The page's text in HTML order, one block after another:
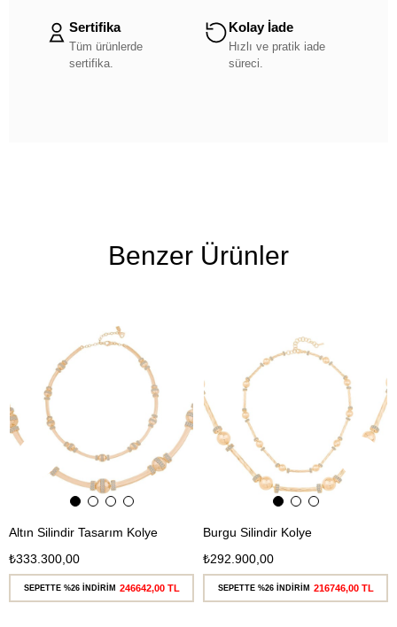
Sertifika
Tüm ürünlerde
sertifika.
Kolay İade
Hızlı ve pratik iade
süreci.
Benzer Ürünler
Altın Silindir Tasarım Kolye
₺333.300,00
Kargo
SEPETTE %26 İNDİRİM 246642,00 TL
Burgu Silindir Kolye
₺292.900,00
SEPETTE %26 İNDİRİM 216746,00 TL